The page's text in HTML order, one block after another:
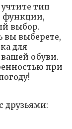
тип
функции,
выбор.
вы выберете,
для
обуви.
при
друзьями: